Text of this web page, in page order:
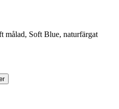
Soft Blue, naturfärgat